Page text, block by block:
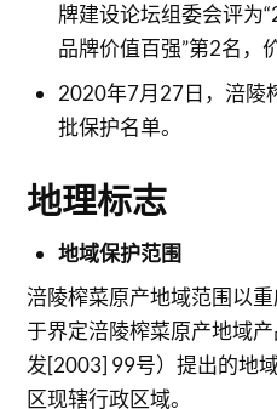
牌建设论坛组委会评为
品牌价值百强”第2名，
2020年7月27日，涪陵
批保护名单。
地理标志
地域保护范围
涪陵榨菜原产地域范围以
于界定涪陵榨菜原产地域
发[2003] 99号）提出的地
区现辖行政区域。